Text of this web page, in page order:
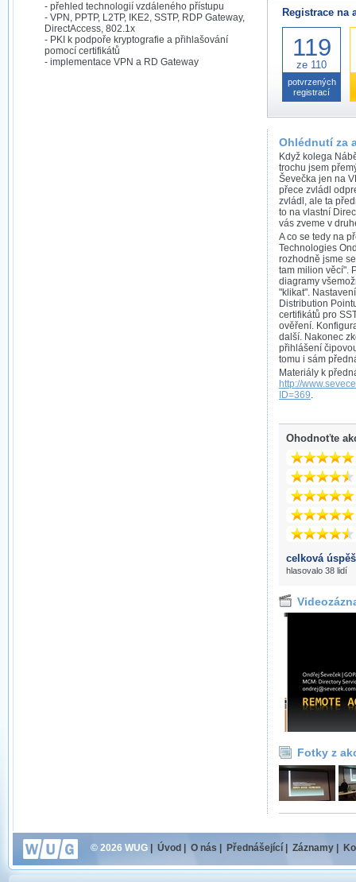
- přehled technologií vzdáleného přístupu
- VPN, PPTP, L2TP, IKE2, SSTP, RDP Gateway,
DirectAccess, 802.1x
- PKI k podpoře kryptografie a přihlašování
pomocí certifikátů
- implementace VPN a RD Gateway
Registrace na
119
ze 110
potvrzených
registrací
Ohlédnutí za
Když kolega
trochu jsem
Ševečka jen na
přece zvládl
zvládl, ale ta
to na vlastní
vás zveme v
A co se tedy na
Technologies
rozhodně jsme
tam milion věcí".
diagramy
"klikat".
Distribution
certifikátů pro
ověření.
další. Nakonec
přihlášení
tomu i sám
Materiály k
http://
ID=369.
Ohodnoťte
celková
hlasovalo 38 lidí
Fotky z
© 2026 WUG Úvod O nás Přednášející Záznamy